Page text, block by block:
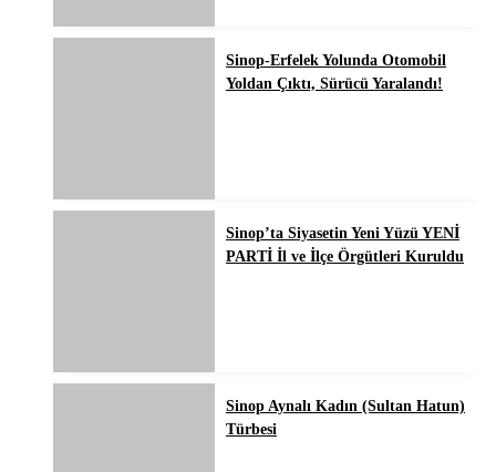
Sinop-Erfelek Yolunda Otomobil
Yoldan Çıktı, Sürücü Yaralandı!
Sinop’ta Siyasetin Yeni Yüzü YENİ
PARTİ İl ve İlçe Örgütleri Kuruldu
Sinop Aynalı Kadın (Sultan Hatun)
Türbesi